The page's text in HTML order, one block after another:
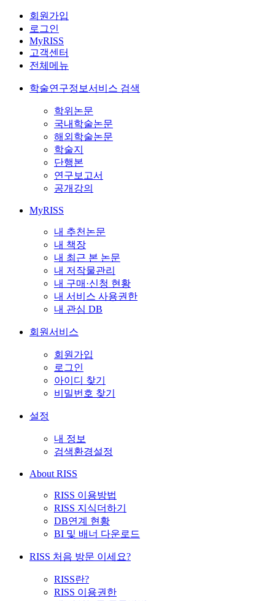
회원가입
로그인
MyRISS
고객센터
전체메뉴
학술연구정보서비스 검색
학위논문
국내학술논문
해외학술논문
학술지
단행본
연구보고서
공개강의
MyRISS
내 추천논문
내 책장
내 최근 본 논문
내 저작물관리
내 구매·신청 현황
내 서비스 사용권한
내 관심 DB
회원서비스
회원가입
로그인
아이디 찾기
비밀번호 찾기
설정
내 정보
검색환경설정
About RISS
RISS 이용방법
RISS 지식더하기
DB연계 현황
BI 및 배너 다운로드
RISS 처음 방문 이세요?
RISS란?
RISS 이용권한